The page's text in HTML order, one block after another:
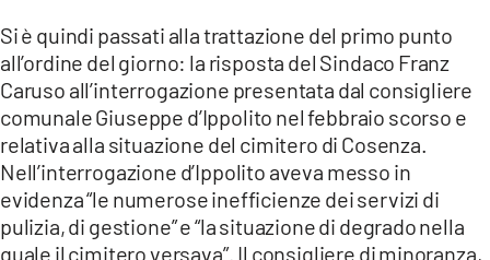
Si è quindi passati alla trattazione del primo punto
all’ordine del giorno: la risposta del Sindaco Franz
Caruso all’interrogazione presentata dal consigliere
comunale Giuseppe d’Ippolito nel febbraio scorso e
relativa alla situazione del cimitero di Cosenza.
Nell’interrogazione d’Ippolito aveva messo in
evidenza “le numerose inefficienze dei servizi di
pulizia, di gestione” e “la situazione di degrado nella
quale il cimitero versava”. Il consigliere di minoranza,